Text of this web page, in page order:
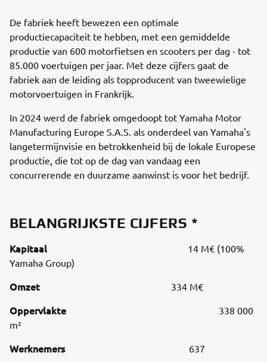
De fabriek heeft bewezen een optimale
productiecapaciteit te hebben, met een gemiddelde
productie van 600 motorfietsen en scooters per dag - tot
85.000 voertuigen per jaar. Met deze cijfers gaat de
fabriek aan de leiding als topproducent van tweewielige
motorvoertuigen in Frankrijk.
In 2024 werd de fabriek omgedoopt tot Yamaha Motor
Manufacturing Europe S.A.S. als onderdeel van Yamaha's
langetermijnvisie en betrokkenheid bij de lokale Europese
productie, die tot op de dag van vandaag een
concurrerende en duurzame aanwinst is voor het bedrijf.
BELANGRIJKSTE CIJFERS *
Kapitaal 14 M€ (100%
Yamaha Group)
Omzet 334 M€
Oppervlakte 338 000
m²
Werknemers 637